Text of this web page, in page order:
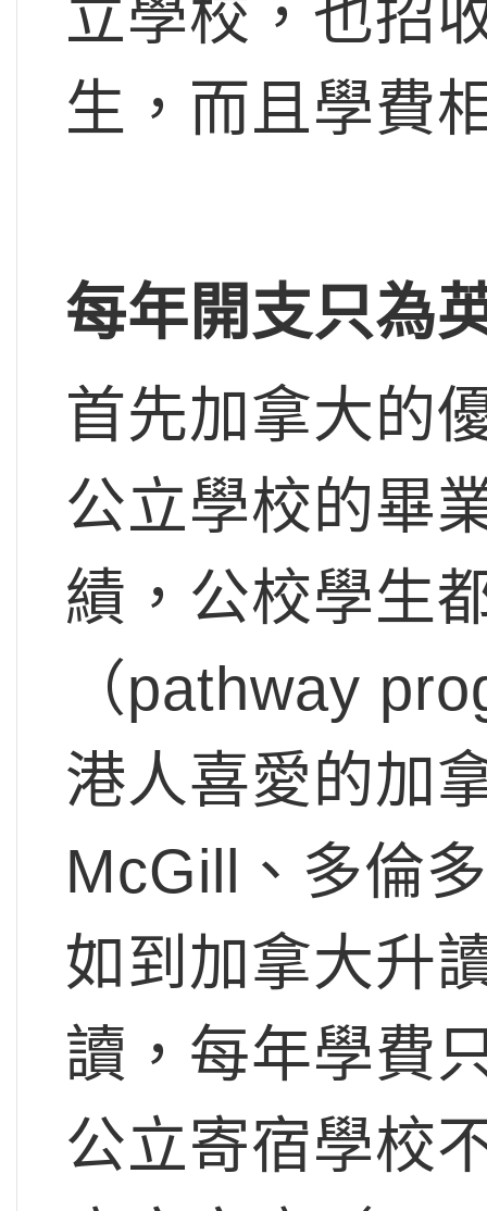
立學校，也招
生，而且學費
每年開支只為
首先加拿大的
公立學校的畢
績，公校學生
（pathway
港人喜愛的加
McGill、多倫
如到加拿大升
讀，每年學費
公立寄宿學校